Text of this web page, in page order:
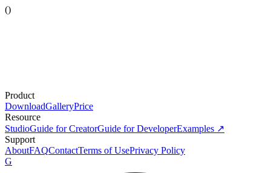
()
Product
DownloadGalleryPrice
Resource
StudioGuide for CreatorGuide for DeveloperExamples ↗
Support
AboutFAQContactTerms of UsePrivacy Policy
G